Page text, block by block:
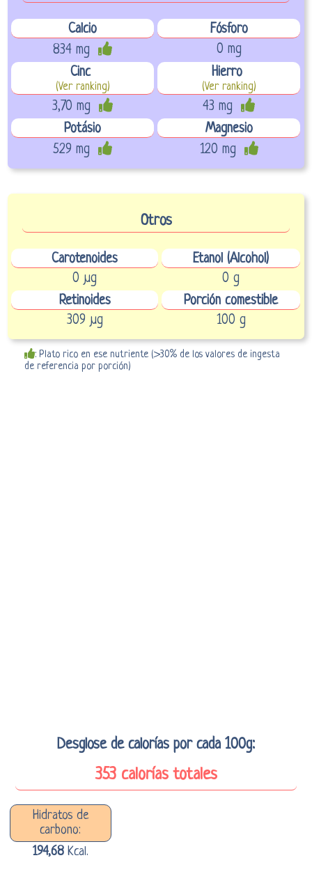
Calcio
Fósforo
834 mg
0 mg
Cinc
(Ver ranking)
Hierro
(Ver ranking)
3,70 mg
43 mg
Potásio
Magnesio
529 mg
120 mg
Otros
Carotenoides
Etanol (Alcohol)
0 µg
0 g
Retinoides
Porción comestible
309 µg
100 g
: Plato rico en ese nutriente (>30% de los valores de ingesta
de referencia por porción)
Desglose de calorías por cada 100g:
353 calorías totales
Hidratos de
carbono:
194,68Kcal.